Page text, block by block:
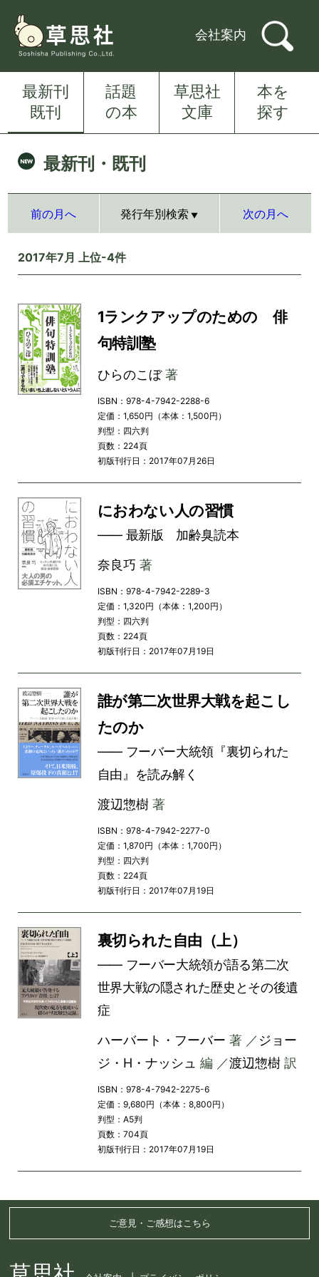
会社案内
最新刊
既刊
話題
の本
草思社
文庫
本を
探す
最新刊・既刊
前の月へ 発行年別検索 次の月へ
2017年7月 上位-4件
1ランクアップのための 俳
句特訓塾
ひらのこぼ著
ISBN：978-4-7942-2288-6
定価：1,650円（本体：1,500円）
判型：四六判
頁数：224頁
初版刊行日：2017年07月26日
におわない人の習慣
―― 最新版 加齢臭読本
奈良巧 著
ISBN：978-4-7942-2289-3
定価：1,320円（本体：1,200円）
判型：四六判
頁数：224頁
初版刊行日：2017年07月19日
誰が第二次世界大戦を起こし
たのか
―― フーバー大統領『裏切られた
自由』を読み解く
渡辺惣樹著
ISBN：978-4-7942-2277-0
定価：1,870円（本体：1,700円）
判型：四六判
頁数：224頁
初版刊行日：2017年07月19日
裏切られた自由（上）
―― フーバー大統領が語る第二次
世界大戦の隠された歴史とその後遺
症
ハーバート・フーバー 著 ／ ジョー
ジ・H・ナッシュ 編 ／渡辺惣樹訳
ISBN：978-4-7942-2275-6
定価：9,680円（本体：8,800円）
判型：A5判
頁数：704頁
初版刊行日：2017年07月19日
ご意見・ご感想はこちら